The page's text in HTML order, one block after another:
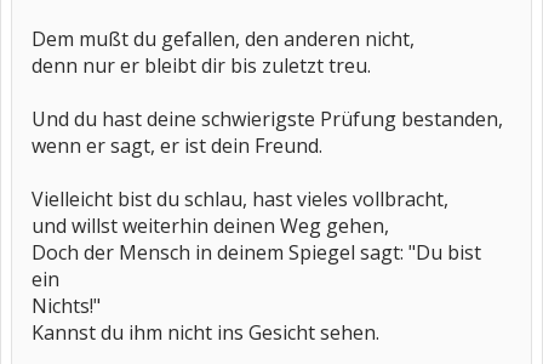
Dem mußt du gefallen, den anderen nicht,
denn nur er bleibt dir bis zuletzt treu.
Und du hast deine schwierigste Prüfung bestanden,
wenn er sagt, er ist dein Freund.
Vielleicht bist du schlau, hast vieles vollbracht,
und willst weiterhin deinen Weg gehen,
Doch der Mensch in deinem Spiegel sagt: "Du bist
ein
Nichts!"
Kannst du ihm nicht ins Gesicht sehen.